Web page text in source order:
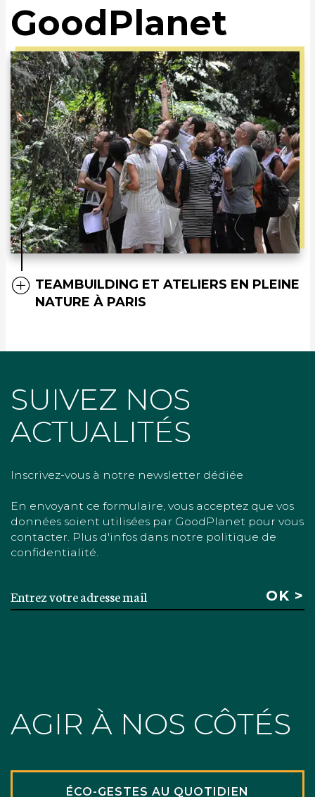
GoodPlanet
TEAMBUILDING ET ATELIERS EN PLEINE
NATURE À PARIS
SUIVEZ NOS
ACTUALITÉS
Inscrivez-vous à notre newsletter dédiée
En envoyant ce formulaire, vous acceptez que vos
données soient utilisées par GoodPlanet pour vous
contacter. Plus d'infos dans notre politique de
confidentialité.
AGIR À NOS CÔTÉS
ÉCO-GESTES AU QUOTIDIEN